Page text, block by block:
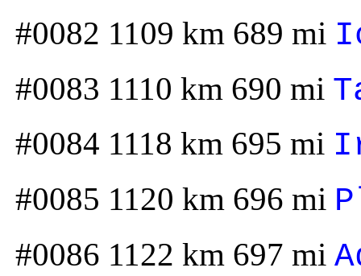
#0082 1109 km 689 mi
#0083 1110 km 690 mi
#0084 1118 km 695 mi
#0085 1120 km 696 mi
#0086 1122 km 697 mi